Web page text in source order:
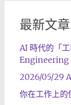
最新文章
AI 時代的「
Engineering
2026/05/29
你在工作上的